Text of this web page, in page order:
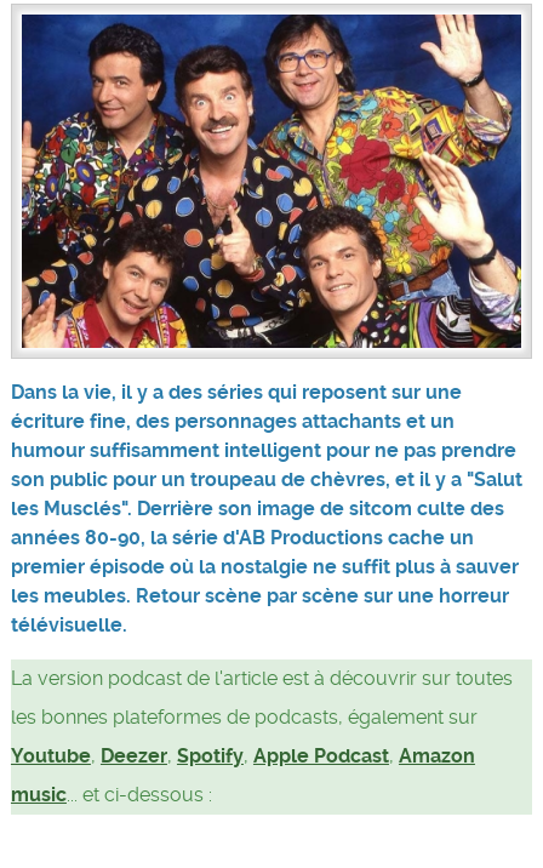
Dans la vie, il y a des séries qui reposent sur une
écriture fine, des personnages attachants et un
humour suffisamment intelligent pour ne pas prendre
son public pour un troupeau de chèvres, et il y a "Salut
les Musclés". Derrière son image de sitcom culte des
années 80-90, la série d'AB Productions cache un
premier épisode où la nostalgie ne suffit plus à sauver
les meubles. Retour scène par scène sur une horreur
télévisuelle.
La version podcast de l'article est à découvrir sur toutes
les bonnes plateformes de podcasts, également sur
Youtube, Deezer, Spotify, Apple Podcast, Amazon
music... et ci-dessous :